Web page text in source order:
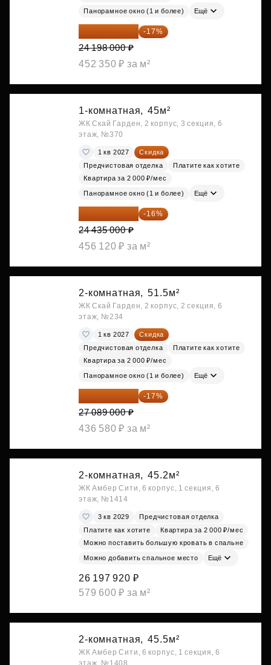
Панорамное окно (1 и более) Ещё
20 084 340 ₽ -17%
24 198 000 ₽
452 350 ₽ за м²
1-комнатная, 45м²
ЖК Скай Гарден, 2 корпус, 3 секция, 6
этаж, №370
1 кв 2027
Скидка
Предчистовая отделка
Платите как хотите
Квартира за 2 000 ₽/мес
Панорамное окно (1 и более) Ещё
20 525 400 ₽ -16%
24 435 000 ₽
456 120 ₽ за м²
2-комнатная, 51.5м²
ЖК Скай Гарден, 2 корпус, 2 секция, 6
этаж, №234
1 кв 2027
Скидка
Предчистовая отделка
Платите как хотите
Квартира за 2 000 ₽/мес
Панорамное окно (1 и более) Ещё
22 483 870 ₽ -17%
27 089 000 ₽
436 580 ₽ за м²
2-комнатная, 45.2м²
ЖК Амбер Сити, 6 корпус, 1 секция, 6
этаж, №1414
3 кв 2029
Предчистовая отделка
Платите как хотите
Квартира за 2 000 ₽/мес
Можно поставить большую кровать в спальне
Можно добавить спальное место Ещё
26 197 920 ₽
579 600 ₽ за м²
2-комнатная, 45.5м²
ЖК Амбер Сити, 6 корпус, 1 секция, 6
этаж, №1408